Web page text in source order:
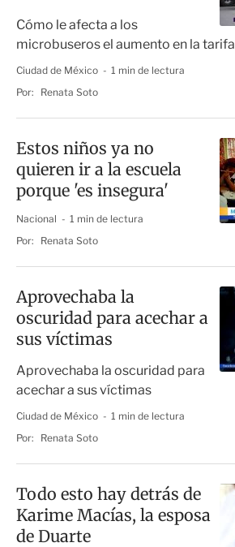
Cómo le afecta a los
microbuseros el aumento en la tarifa
Ciudad de México
1 min de lectura
Por:
Renata Soto
Estos niños ya no
quieren ir a la escuela
porque 'es insegura'
Nacional
1 min de lectura
Por:
Renata Soto
Aprovechaba la
oscuridad para acechar a
sus víctimas
Aprovechaba la oscuridad para
acechar a sus víctimas
Ciudad de México
1 min de lectura
Por:
Renata Soto
Todo esto hay detrás de
Karime Macías, la esposa
de Duarte